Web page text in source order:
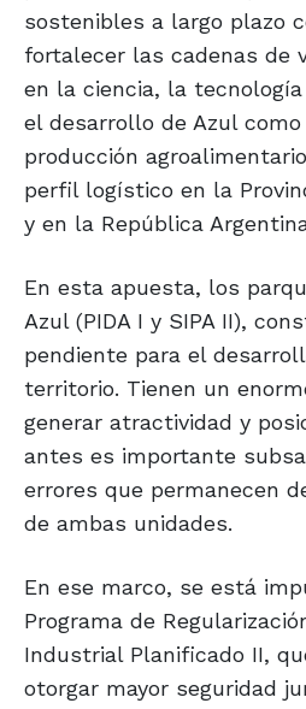
sostenibles a largo plazo
fortalecer las cadenas de
en la ciencia, la
el desarrollo de Azul
producción
perfil logístico en la
y en la República
En esta apuesta, los
Azul (PIDA I y SIPA II),
pendiente para el
territorio. Tienen un
generar atractividad y
antes es importante
errores que permanecen
de ambas unidades.
En ese marco, se está
Programa de
Industrial Planificado II,
otorgar mayor seguridad